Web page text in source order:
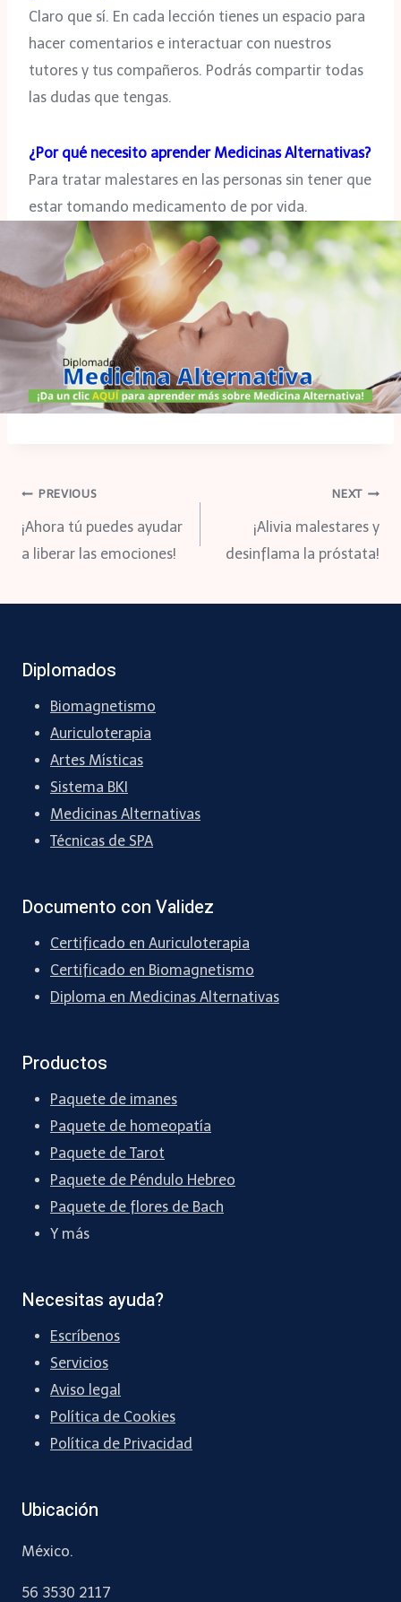
Claro que sí. En cada lección tienes un espacio para
hacer comentarios e interactuar con nuestros
tutores y tus compañeros. Podrás compartir todas
las dudas que tengas.
¿Por qué necesito aprender Medicinas Alternativas?
Para tratar malestares en las personas sin tener que
estar tomando medicamento de por vida.
Navegación
de
entradas
PREVIOUS
¡Ahora tú puedes ayudar
a liberar las emociones!
NEXT
¡Alivia malestares y
desinflama la próstata!
Diplomados
Biomagnetismo
Auriculoterapia
Artes Místicas
Sistema BKI
Medicinas Alternativas
Técnicas de SPA
Documento con Validez
Certificado en Auriculoterapia
Certificado en Biomagnetismo
Diploma en Medicinas Alternativas
Productos
Paquete de imanes
Paquete de homeopatía
Paquete de Tarot
Paquete de Péndulo Hebreo
Paquete de flores de Bach
Y más
Necesitas ayuda?
Escríbenos
Servicios
Aviso legal
Política de Cookies
Política de Privacidad
Ubicación
México.
56 3530 2117